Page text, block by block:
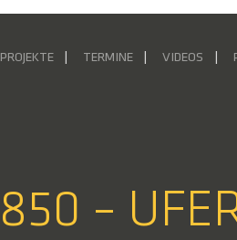
PROJEKTE TERMINE VIDEOS
850 –